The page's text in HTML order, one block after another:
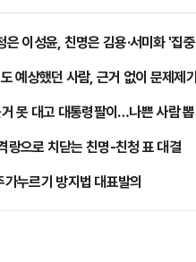
이성윤, 친명은 김용·서미화 '집
예상했던 사람, 근거 없이 문제제
못 대고 대통령팔이…나쁜 사람
으로 치닫는 친명-친청 표 대결
누르기 방지법 대표발의